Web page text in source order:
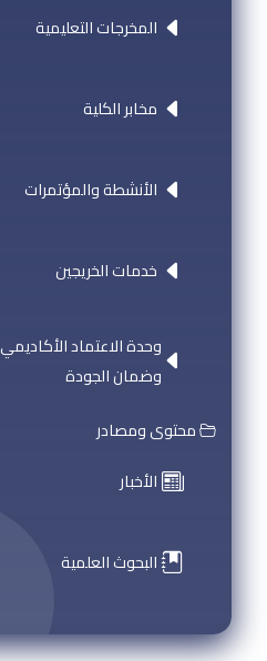
المخرجات التعليمية
مخابر الكلية
الأنشطة والمؤتمرات
خدمات الخريجين
وحدة الاعتماد الأكاديمي
وضمان الجودة
محتوى ومصادر
الأخبار
البحوث العلمية